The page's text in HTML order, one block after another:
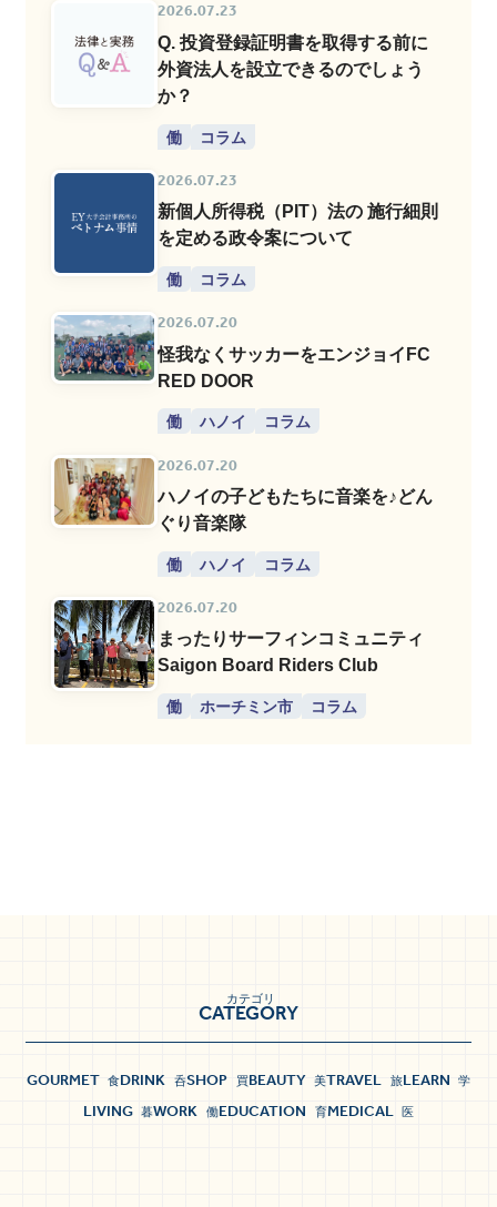
2026.07.23
Q. 投資登録証明書を取得する前に
外資法人を設立できるのでしょう
か？
働 コラム
2026.07.23
新個人所得税（PIT）法の 施行細則
を定める政令案について
働 コラム
2026.07.20
怪我なくサッカーをエンジョイFC
RED DOOR
働 ハノイ コラム
2026.07.20
ハノイの子どもたちに音楽を♪どん
ぐり音楽隊
働 ハノイ コラム
2026.07.20
まったりサーフィンコミュニティ
Saigon Board Riders Club
働 ホーチミン市 コラム
CATEGORY
カテゴリ
GOURMET 食DRINK 呑SHOP 買BEAUTY 美TRAVEL 旅LEARN 学
LIVING 暮WORK 働EDUCATION 育MEDICAL 医